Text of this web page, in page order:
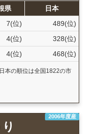
県
日本
7(位)
489(位)
4(位)
328(位)
4(位) 468(位)
本の順位は全国1822の市
2006年度産